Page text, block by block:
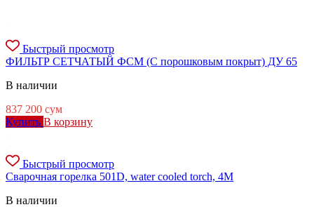
Быстрый просмотр
ФИЛЬТР СЕТЧАТЫЙ ФСМ (С порошковым покрыт) ДУ 65
В наличии
837 200 сум
Купить В корзину
Быстрый просмотр
Сварочная горелка 501D, water cooled torch, 4M
В наличии